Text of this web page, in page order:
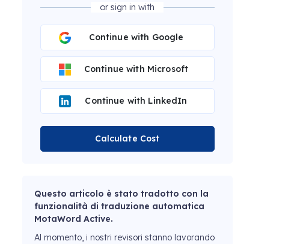
or sign in with
Continue with Google
Continue with Microsoft
Continue with LinkedIn
Calculate Cost
Questo articolo è stato tradotto con la
funzionalità di traduzione automatica
MotaWord Active.
Al momento, i nostri revisori stanno lavorando